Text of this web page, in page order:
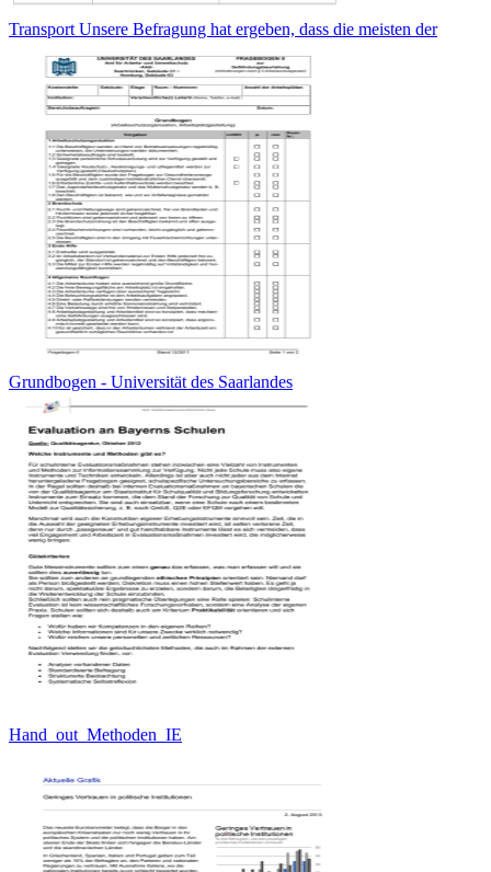
Transport Unsere Befragung hat ergeben, dass die meisten der
Grundbogen - Universität des Saarlandes
Hand_out_Methoden_IE